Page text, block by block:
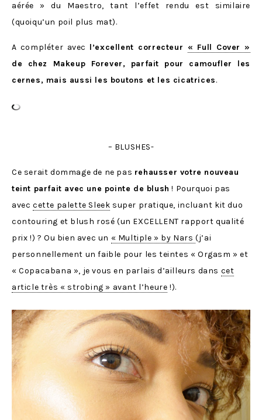
aérée » du Maestro, tant l’effet rendu est similaire
(quoiqu’un poil plus mat).
A compléter avec l’excellent correcteur « Full Cover »
de chez Makeup Forever, parfait pour camoufler les
cernes, mais aussi les boutons et les cicatrices.
– BLUSHES-
Ce serait dommage de ne pas rehausser votre nouveau
teint parfait avec une pointe de blush ! Pourquoi pas
avec cette palette Sleek super pratique, incluant kit duo
contouring et blush rosé (un EXCELLENT rapport qualité
prix !) ? Ou bien avec un « Multiple » by Nars(j’ai
personnellement un faible pour les teintes « Orgasm » et
« Copacabana », je vous en parlais d’ailleurs dans cet
article très « strobing » avant l’heure !).